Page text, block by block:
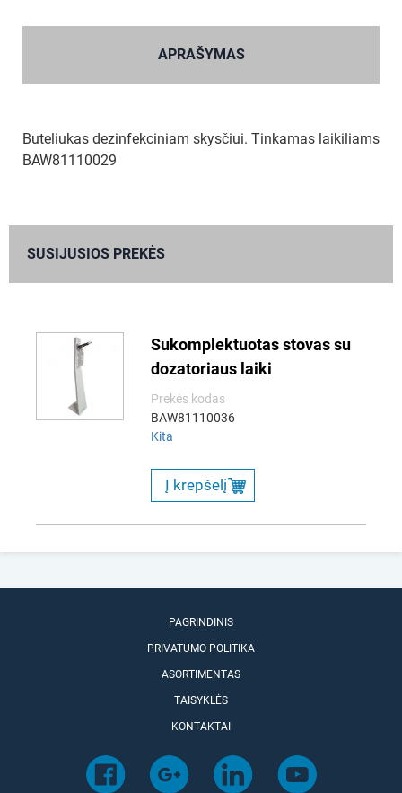
APRAŠYMAS
Buteliukas dezinfekciniam skysčiui. Tinkamas laikiliams
BAW81110029
SUSIJUSIOS PREKĖS
Sukomplektuotas stovas su
dozatoriaus laiki
Prekės kodas
BAW81110036
Kita
Į krepšelį
PAGRINDINIS
PRIVATUMO POLITIKA
ASORTIMENTAS
TAISYKLĖS
KONTAKTAI